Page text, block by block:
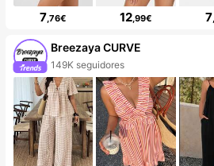
7,76€ 12 ,99€ 7
Breezaya CURVE
149K seguidores